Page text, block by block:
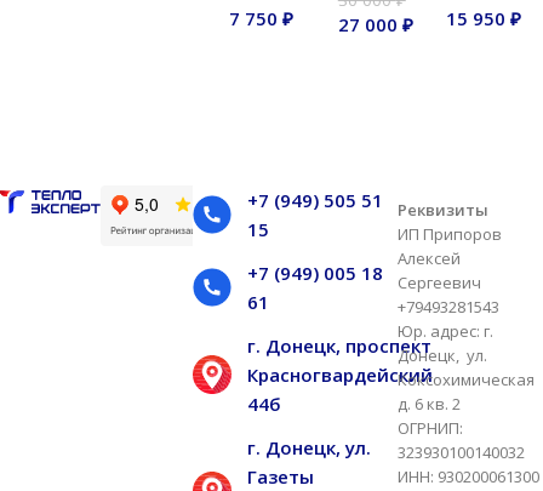
7 750₽ 27 000 ₽
15 950₽
+7 (949) 505 51
15
+7 (949) 005 18
61
г. Донецк, проспект
Красногвардейский
44б
г. Донецк, ул.
Газеты
Реквизиты
ИП Припоров
Алексей
Сергеевич
+79493281543
Юр. адрес: г.
Донецк, ул.
Коксохимическая
д. 6 кв. 2
ОГРНИП:
323930100140032
ИНН: 930200061300